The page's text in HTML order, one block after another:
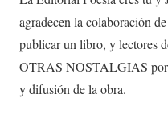
agradecen la colaboración
publicar un libro, y
OTRAS NOSTALGIAS por
y difusión de la obra.